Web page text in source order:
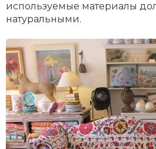
используемые материалы
натуральными.